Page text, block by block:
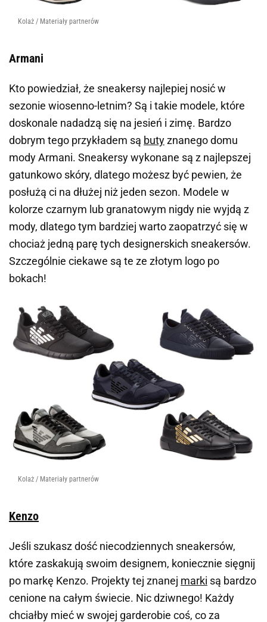
Kolaż / Materiały partnerów
Armani
Kto powiedział, że sneakersy najlepiej nosić w
sezonie wiosenno-letnim? Są i takie modele, które
doskonale nadadzą się na jesień i zimę. Bardzo
dobrym tego przykładem są butyznanego domu
modyArmani. Sneakersy wykonane są z najlepszej
gatunkowo skóry, dlatego możesz być pewien, że
posłużą ci na dłużej niż jeden sezon. Modele w
kolorze czarnym lub granatowym nigdy nie wyjdą z
mody, dlatego tym bardziej warto zaopatrzyć się w
chociaż jedną parę tych designerskich sneakersów.
Szczególnie ciekawe są te ze złotym logo po
bokach!
Kolaż / Materiały partnerów
Kenzo
Jeśli szukasz dość niecodziennych sneakersów,
które zaskakują swoim designem, koniecznie sięgnij
po markę Kenzo. Projekty tej znanej marki są bardzo
cenione na całym świecie. Nic dziwnego! Każdy
chciałby mieć w swojej garderobie coś, co za